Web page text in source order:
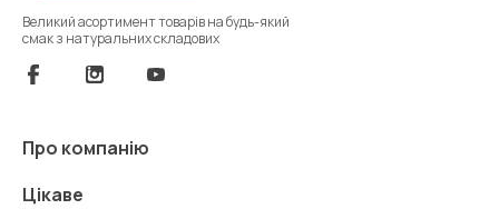
Великий асортимент товарів на будь-який
смак з натуральних складових
Про компанію
Цікаве